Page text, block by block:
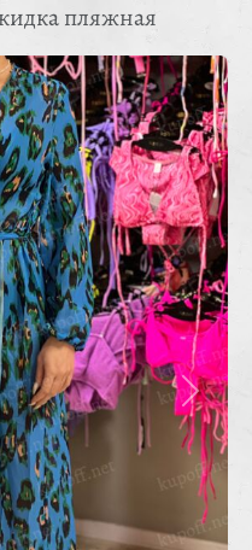
пляжная